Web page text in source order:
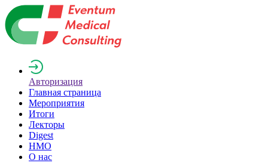
Авторизация
Главная страница
Мероприятия
Итоги
Лекторы
Digest
НМО
О нас